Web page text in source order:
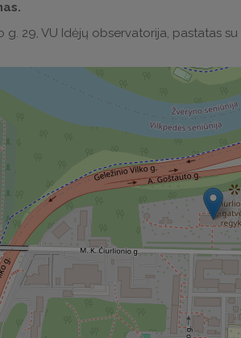
g. 29, VU Idėjų observatorija, pastatas